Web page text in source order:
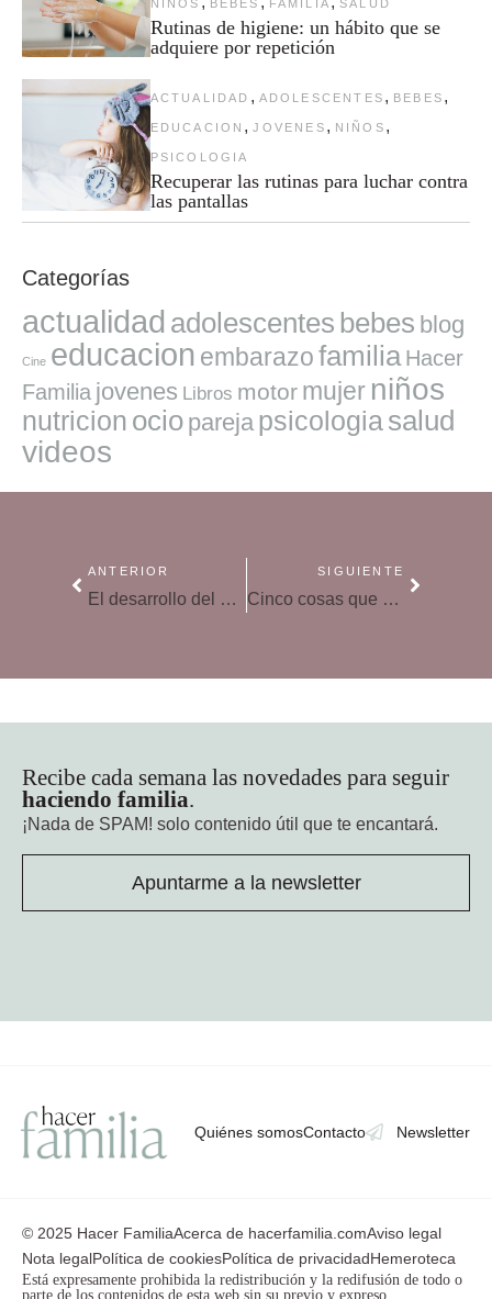
NIÑOS BEBES FAMILIA SALUD
Rutinas de higiene: un hábito que se
adquiere por repetición
ACTUALIDAD , ADOLESCENTES , BEBES ,
EDUCACION , JOVENES , NIÑOS ,
PSICOLOGIA
Recuperar las rutinas para luchar contra
las pantallas
Categorías
actualidad adolescentes bebes blog
Cine educacion embarazofamilia Hacer
Familia jovenes Libros motor mujer niños
nutricion ocio pareja psicologiasalud
videos
ANTERIOR
El desarrollo del bebé a través de sus 5 sentidos
SIGUIENTE
Cinco cosas que aprenderás, como padre, durante el embarazo
Recibe cada semana las novedades para seguir
haciendo familia.
¡Nada de SPAM! solo contenido útil que te encantará.
Apuntarme a la newsletter
Quiénes somosContacto Newsletter
© 2025 Hacer FamiliaAcerca de hacerfamilia.comAviso legal
Nota legalPolítica de cookiesPolítica de privacidadHemeroteca
Está expresamente prohibida la redistribución y la redifusión de todo o
parte de los contenidos de esta web sin su previo y expreso